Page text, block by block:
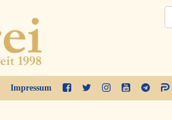
Impressum